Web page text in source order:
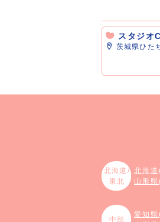
スタジオ
茨城県ひた
北海道/
東北
北海
山形
中部
愛知